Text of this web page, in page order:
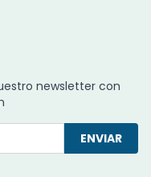
newsletter con
ENVIAR